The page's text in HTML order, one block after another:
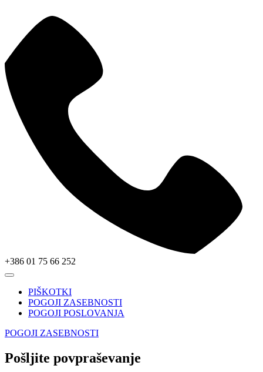
+386 01 75 66 252
PIŠKOTKI
POGOJI ZASEBNOSTI
POGOJI POSLOVANJA
POGOJI ZASEBNOSTI
Pošljite povpraševanje